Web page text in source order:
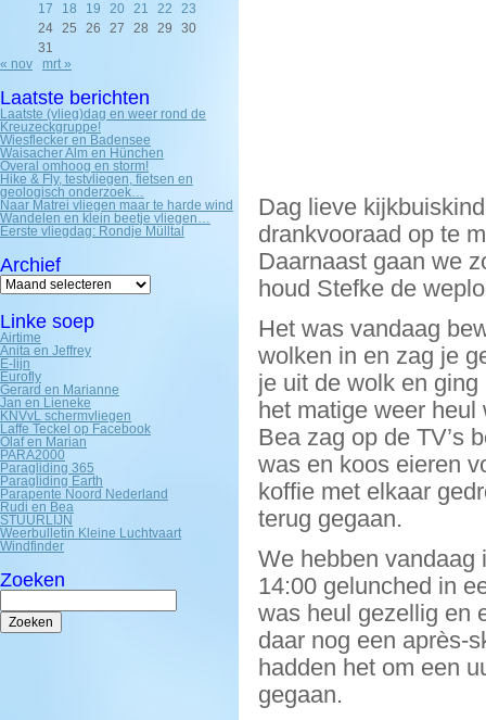
17
18 19 20 21 22
23
24
25 26 27 28 29
30
31
« nov
mrt »
Laatste berichten
Laatste (vlieg)dag en weer rond de
Kreuzeckgruppe!
Wiesflecker en Badensee
Waisacher Alm en Hünchen
Overal omhoog en storm!
Hike & Fly, testvliegen, fietsen en
geologisch onderzoek…
Naar Matrei vliegen maar te harde wind
Wandelen en klein beetje vliegen…
Eerste vliegdag: Rondje Mülltal
Archief
Archief
Linke soep
Airtime
Anita en Jeffrey
E-lijn
Eurofly
Gerard en Marianne
Jan en Lieneke
KNVvL schermvliegen
Laffe Teckel op Facebook
Olaf en Marian
PARA2000
Paragliding 365
Paragliding Earth
Parapente Noord Nederland
Rudi en Bea
STUURLIJN
Weerbulletin Kleine Luchtvaart
Windfinder
Zoeken
Zoeken
naar:
Dag lieve
drankvooraad op te
Daarnaast gaan we
houd Stefke de
Het was vandaag
wolken in en zag je
je uit de wolk en
het matige weer
Bea zag op de TV’s
was en koos eieren
koffie met elkaar
terug gegaan.
We hebben vandaag
14:00 gelunched in
was heul gezellig en
daar nog een après-
hadden het om een
gegaan.